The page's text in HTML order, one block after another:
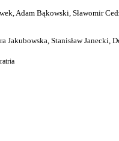
Adam Bąkowski, Sławomir
Stanisław Janecki,